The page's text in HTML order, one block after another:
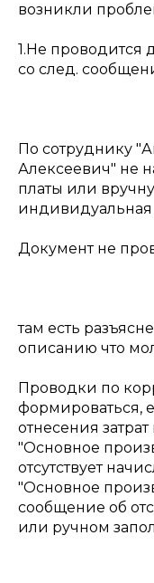
возникли
1.Не проводится
со след.
По сотруднику
Алексеевич" не
платы или
индивидуальная
Документ не
там есть
описанию что
Проводки по
формироваться,
отнесения
"Основное
отсутствует
"Основное
сообщение об
или ручном